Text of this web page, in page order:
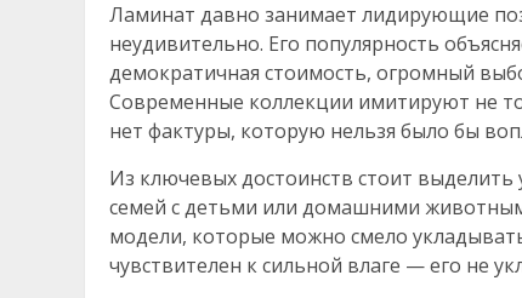
Ламинат давно занимает лидирующие
неудивительно. Его популярность
демократичная стоимость, огромный
Современные коллекции имитируют не
нет фактуры, которую нельзя было бы
Из ключевых достоинств стоит
семей с детьми или домашними
модели, которые можно смело
чувствителен к сильной влаге — его не